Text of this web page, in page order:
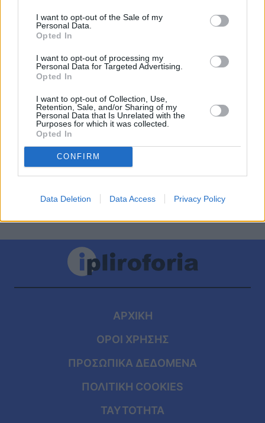
I want to opt-out of the Sale of my
Personal Data.
Opted In
I want to opt-out of processing my
Personal Data for Targeted Advertising.
Opted In
I want to opt-out of Collection, Use,
Retention, Sale, and/or Sharing of my
Personal Data that Is Unrelated with the
Purposes for which it was collected.
Opted In
CONFIRM
Data Deletion Data Access Privacy Policy
Πίστη
GOSSIP
Δεν αντέχει άλλο η Ιωάννα Τούνη: «Το
είπα στον γιατρό, θέλω να αποθηλάσω,
είναι σαν να περνάω κλιμακτήριο»
ΑΡΧΙΚΗ
ΟΡΟΙ ΧΡΗΣΗΣ
ΠΡΟΣΩΠΙΚΑ ΔΕΔΟΜΕΝΑ
ΠΟΛΙΤΙΚΗ COOKIES
ΤΑΥΤΟΤΗΤΑ